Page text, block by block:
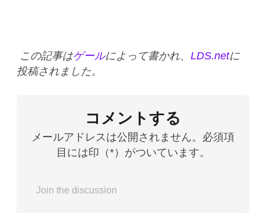
この記事はゲールによって書かれ、 LDS.netに
投稿されました。
コメントする
メールアドレスは公開されません。必須項
目には印（*）がついています。